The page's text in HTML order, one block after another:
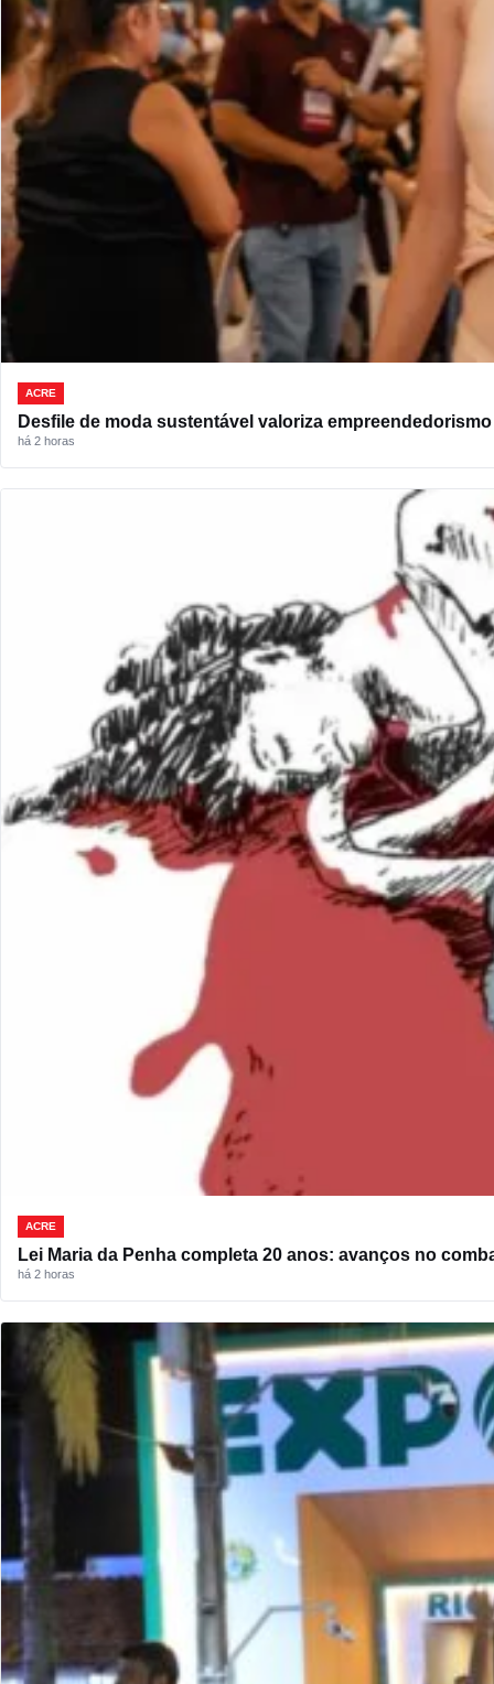
ACRE
Desfile de moda sustentável valoriza
há 2 horas
ACRE
Lei Maria da Penha completa 20 anos: avanços no
há 2 horas